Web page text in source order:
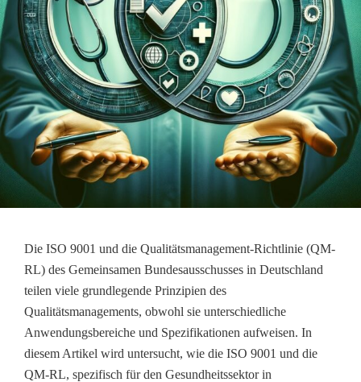
Die ISO 9001 und die Qualitätsmanagement-Richtlinie (QM-
RL) des Gemeinsamen Bundesausschusses in Deutschland
teilen viele grundlegende Prinzipien des
Qualitätsmanagements, obwohl sie unterschiedliche
Anwendungsbereiche und Spezifikationen aufweisen. In
diesem Artikel wird untersucht, wie die ISO 9001 und die
QM-RL, spezifisch für den Gesundheitssektor in